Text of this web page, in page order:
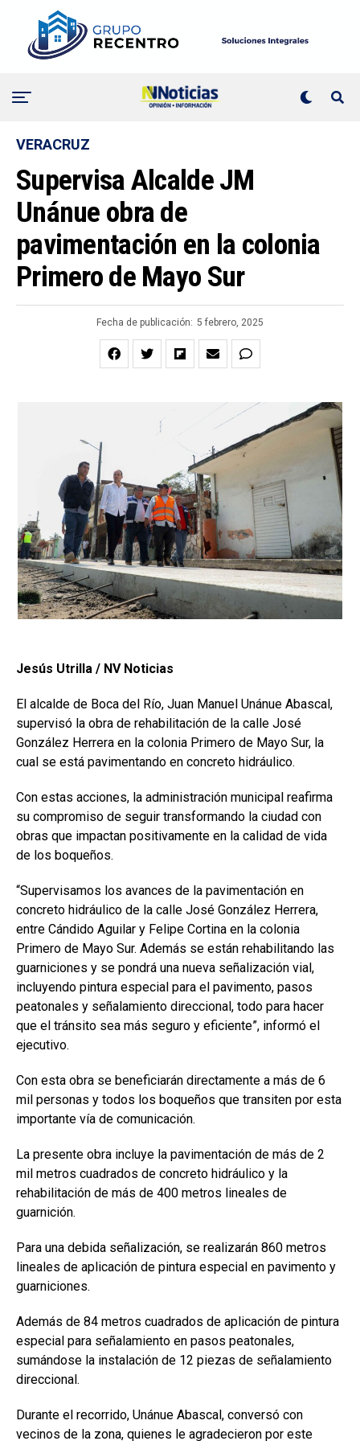
VERACRUZ
Supervisa Alcalde JM
Unánue obra de
pavimentación en la colonia
Primero de Mayo Sur
Fecha de publicación: 5 febrero, 2025
Jesús Utrilla / NV Noticias
El alcalde de Boca del Río, Juan Manuel Unánue Abascal,
supervisó la obra de rehabilitación de la calle José
González Herrera en la colonia Primero de Mayo Sur, la
cual se está pavimentando en concreto hidráulico.
Con estas acciones, la administración municipal reafirma
su compromiso de seguir transformando la ciudad con
obras que impactan positivamente en la calidad de vida
de los boqueños.
“Supervisamos los avances de la pavimentación en
concreto hidráulico de la calle José González Herrera,
entre Cándido Aguilar y Felipe Cortina en la colonia
Primero de Mayo Sur. Además se están rehabilitando las
guarniciones y se pondrá una nueva señalización vial,
incluyendo pintura especial para el pavimento, pasos
peatonales y señalamiento direccional, todo para hacer
que el tránsito sea más seguro y eficiente”, informó el
ejecutivo.
Con esta obra se beneficiarán directamente a más de 6
mil personas y todos los boqueños que transiten por esta
importante vía de comunicación.
La presente obra incluye la pavimentación de más de 2
mil metros cuadrados de concreto hidráulico y la
rehabilitación de más de 400 metros lineales de
guarnición.
Para una debida señalización, se realizarán 860 metros
lineales de aplicación de pintura especial en pavimento y
guarniciones.
Además de 84 metros cuadrados de aplicación de pintura
especial para señalamiento en pasos peatonales,
sumándose la instalación de 12 piezas de señalamiento
direccional.
Durante el recorrido, Unánue Abascal, conversó con
vecinos de la zona, quienes le agradecieron por este